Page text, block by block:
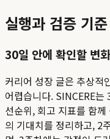
실행과 검증 기준
30일 안에 확인할 변화
커리어 성장 글은 추상적
어렵습니다. SINCERE
선순위, 회고 지표를 함
의 기대치를 정리하고, 2